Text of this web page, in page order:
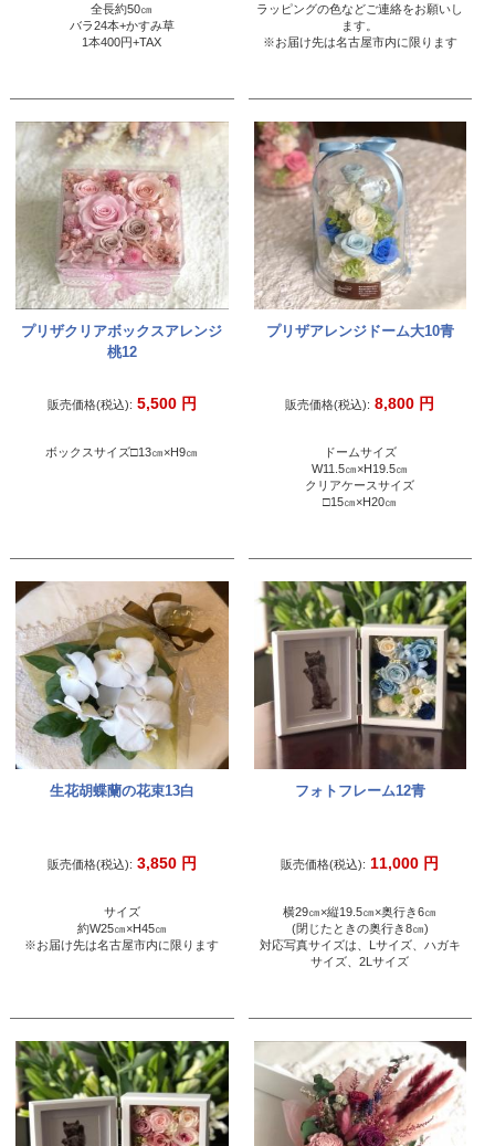
全長約50㎝
バラ24本+かすみ草
1本400円+TAX
ラッピングの色などご連絡をお願いし
ます。
※お届け先は名古屋市内に限ります
プリザクリアボックスアレンジ
桃12
販売価格(税込): 5,500 円
ボックスサイズ□13㎝×H9㎝
プリザアレンジドーム大10青
販売価格(税込): 8,800 円
ドームサイズ
W11.5㎝×H19.5㎝
クリアケースサイズ
□15㎝×H20㎝
生花胡蝶蘭の花束13白
販売価格(税込): 3,850 円
サイズ
約W25㎝×H45㎝
※お届け先は名古屋市内に限ります
フォトフレーム12青
販売価格(税込): 11,000 円
横29㎝×縦19.5㎝×奥行き6㎝
(閉じたときの奥行き8㎝)
対応写真サイズは、Lサイズ、ハガキ
サイズ、2Lサイズ